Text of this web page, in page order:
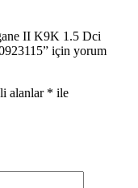
II K9K 1.5 Dci
için yorum
alanlar * ile